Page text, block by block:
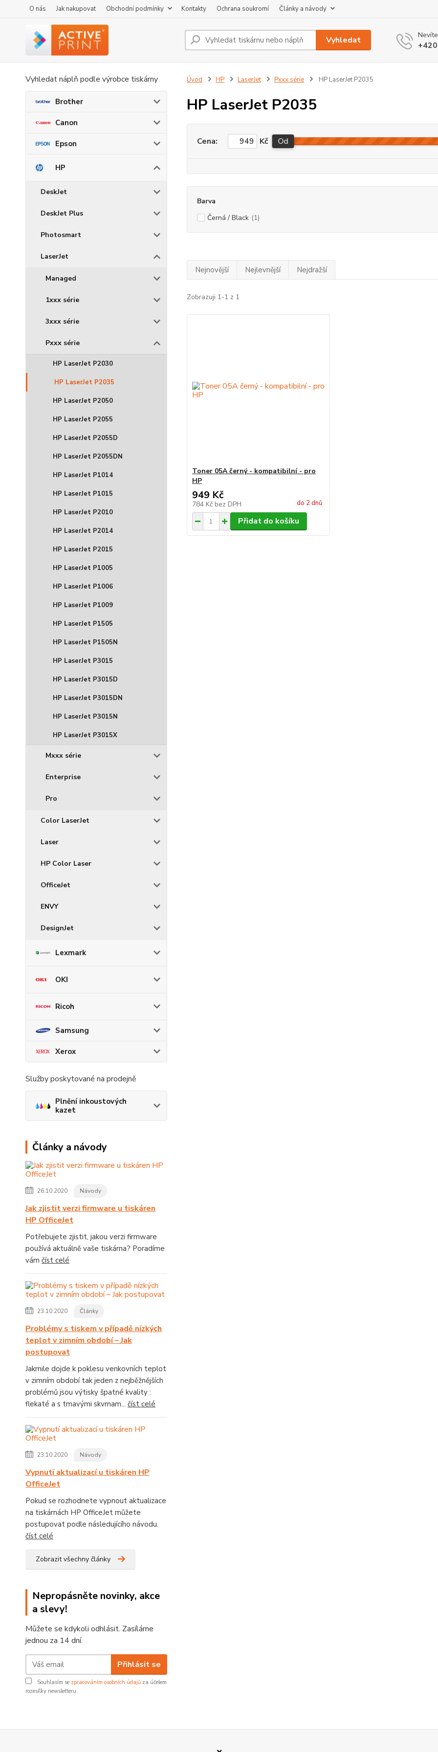
O nás Jak nakupovat Obchodní podmínky Kontakty Ochrana soukromí Články a návody
Vyhledat
Vyhledat náplň podle výrobce tiskárny
Brother
Canon
Epson
HP
DeskJet
DeskJet Plus
Photosmart
LaserJet
Managed
1xxx série
3xxx série
Pxxx série
HP LaserJet P2030
HP LaserJet P2035
HP LaserJet P2050
HP LaserJet P2055
HP LaserJet P2055D
HP LaserJet P2055DN
HP LaserJet P1014
HP LaserJet P1015
HP LaserJet P2010
HP LaserJet P2014
HP LaserJet P2015
HP LaserJet P1005
HP LaserJet P1006
HP LaserJet P1009
HP LaserJet P1505
HP LaserJet P1505N
HP LaserJet P3015
HP LaserJet P3015D
HP LaserJet P3015DN
HP LaserJet P3015N
HP LaserJet P3015X
Mxxx série
Enterprise
Pro
Color LaserJet
Laser
HP Color Laser
OfficeJet
ENVY
DesignJet
Lexmark
OKI
Ricoh
Samsung
Xerox
Služby poskytované na prodejně
Plnění inkoustových
kazet
Články a návody
26.10.2020 Návody
Jak zjistit verzi firmware u tiskáren
HP OfficeJet
Potřebujete zjistit, jakou verzi firmware
používá aktuálně vaše tiskárna? Poradíme
vám číst celé
23.10.2020 Články
Problémy s tiskem v případě nízkých
teplot v zimním období – Jak
postupovat
Jakmile dojde k poklesu venkovních teplot
v zimním období tak jeden z nejběžnějších
problémů jsou výtisky špatné kvality :
flekaté a s tmavými skvrnam... číst celé
23.10.2020 Návody
Vypnutí aktualizací u tiskáren HP
OfficeJet
Pokud se rozhodnete vypnout aktualizace
na tiskárnách HP OfficeJet můžete
postupovat podle následujícího návodu.
číst celé
Zobrazit všechny články
Nepropásněte novinky, akce
a slevy!
Můžete se kdykoli odhlásit. Zasíláme
jednou za 14 dní.
Přihlásit se
Souhlasím se zpracováním osobních údajů za účelem
rozesílky newsletteru.
Úvod HP LaserJet Pxxx série HP LaserJet P2035
HP LaserJet P2035
Cena: Kč Od
Barva
Černá / Black (1)
Nejnovější Nejlevnější Nejdražší
Zobrazuji 1-1 z 1
Toner 05A černý - kompatibilní - pro
HP
949 Kč
784 Kč bez DPH do 2 dnů
Přidat do košíku